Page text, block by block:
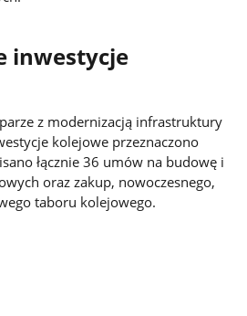
inwestycje
z modernizacją infrastruktury
kolejowe przeznaczono
łącznie 36 umów na budowę i
oraz zakup, nowoczesnego,
taboru kolejowego.